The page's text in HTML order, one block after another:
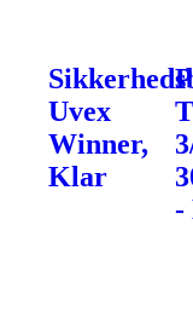
Uvex
Winner,
Klar
-